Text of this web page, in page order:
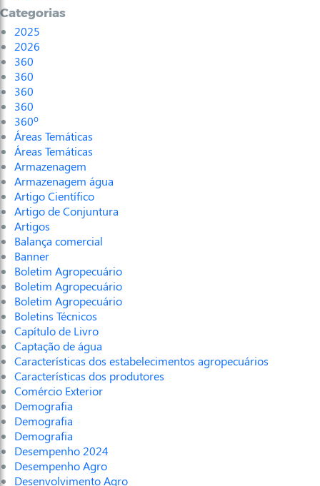
Categorias
2025
2026
360
360
360
360
360º
Áreas Temáticas
Áreas Temáticas
Armazenagem
Armazenagem água
Artigo Científico
Artigo de Conjuntura
Artigos
Balança comercial
Banner
Boletim Agropecuário
Boletim Agropecuário
Boletim Agropecuário
Boletins Técnicos
Capítulo de Livro
Captação de água
Características dos estabelecimentos agropecuários
Características dos produtores
Comércio Exterior
Demografia
Demografia
Demografia
Desempenho 2024
Desempenho Agro
Desenvolvimento Agro